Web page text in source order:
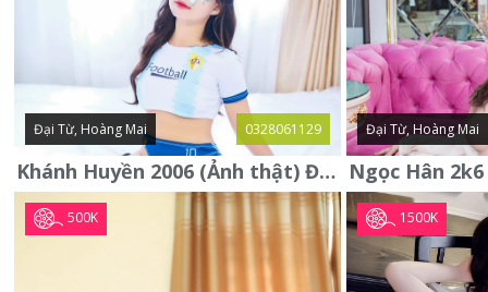
Đại Từ, Hoàng Mai 0328061129
Khánh Huyền 2006 (Ảnh thật) Đại từ - Hoàng Mai
Đại Từ, Hoàng Mai
500K 1500K